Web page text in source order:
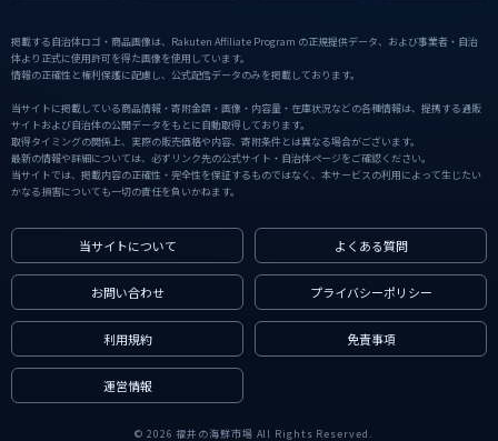
掲載する自治体ロゴ・商品画像は、Rakuten Affiliate Program の正規提供データ、および事業者・自治
体より正式に使用許可を得た画像を使用しています。
情報の正確性と権利保護に配慮し、公式配信データのみを掲載しております。
当サイトに掲載している商品情報・寄附金額・画像・内容量・在庫状況などの各種情報は、提携する通販
サイトおよび自治体の公開データをもとに自動取得しております。
取得タイミングの関係上、実際の販売価格や内容、寄附条件とは異なる場合がございます。
最新の情報や詳細については、必ずリンク先の公式サイト・自治体ページをご確認ください。
当サイトでは、掲載内容の正確性・完全性を保証するものではなく、本サービスの利用によって生じたい
かなる損害についても一切の責任を負いかねます。
当サイトについて よくある質問
お問い合わせ プライバシーポリシー
利用規約 免責事項
運営情報
© 2026 福井の海鮮市場 All Rights Reserved.